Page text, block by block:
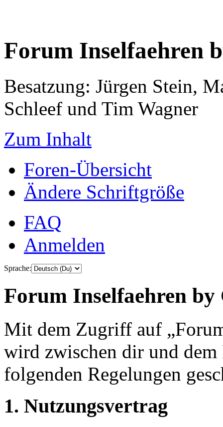
Forum Inselfaehren
Besatzung: Jürgen Stein,
Schleef und Tim Wagner
Zum Inhalt
Foren-Übersicht
Ändere Schriftgröße
FAQ
Anmelden
Sprache:
Forum Inselfaehren
Mit dem Zugriff auf
wird zwischen dir und
folgenden Regelungen
1. Nutzungsvertrag